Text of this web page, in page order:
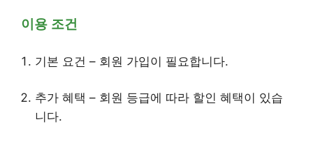
이용 조건
기본 요건 – 회원 가입이 필요합니다.
추가 혜택 – 회원 등급에 따라 할인 혜택이 있습
니다.